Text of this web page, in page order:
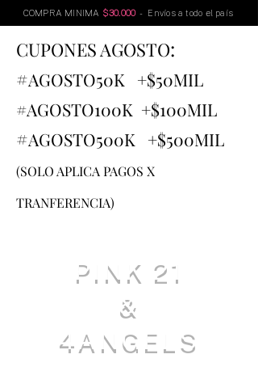
COMPRA MINIMA $30.000 - Envíos a todo el país
CUPONES AGOSTO:
#AGOSTO50K +$50MIL
#AGOSTO100K +$100MIL
#AGOSTO500K +$500MIL
(SOLO APLICA PAGOS X
TRANFERENCIA)
PINK 21
&
4ANGELS